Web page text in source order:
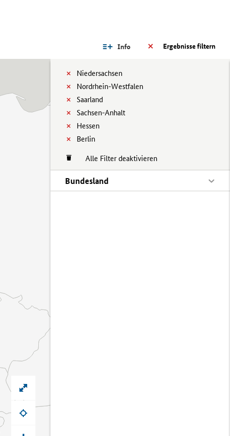
Ergebnisse filtern
Info
Niedersachsen
Nordrhein-Westfalen
Saarland
Sachsen-Anhalt
Hessen
Berlin
Alle Filter deaktivieren
Bundesland